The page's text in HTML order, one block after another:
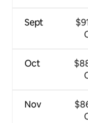
Sept
Oct
Nov